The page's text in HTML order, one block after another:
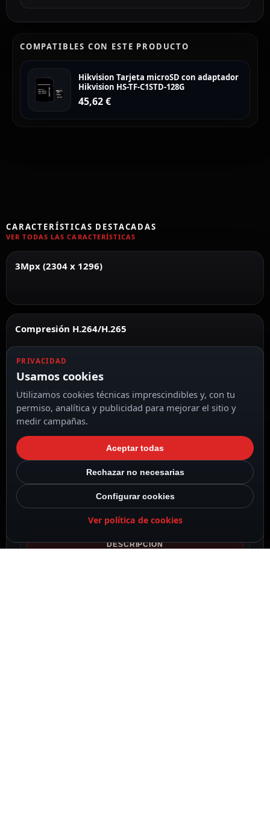
COMPATIBLES CON ESTE PRODUCTO
Hikvision Tarjeta microSD con adaptador
Hikvision HS-TF-C1STD-128G
45,62€
CARACTERÍSTICAS DESTACADAS
VER TODAS LAS CARACTERÍSTICAS
3Mpx (2304 x 1296)
Compresión H.264/H.265
Lente 4 mm
IR Alcance 7m
DESCRIPCIÓN
PRIVACIDAD
Usamos cookies
Utilizamos cookies técnicas imprescindibles y, con tu
permiso, analítica y publicidad para mejorar el sitio y
medir campañas.
Aceptar todas
Rechazar no necesarias
Configurar cookies
Ver política de cookies